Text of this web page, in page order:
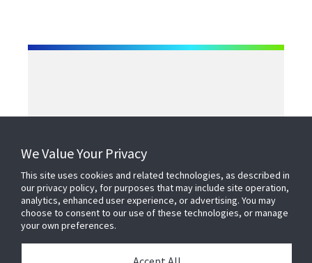
Contact us
We Value Your Privacy
This site uses cookies and related technologies, as described in
our privacy policy, for purposes that may include site operation,
analytics, enhanced user experience, or advertising. You may
choose to consent to our use of these technologies, or manage
your own preferences.